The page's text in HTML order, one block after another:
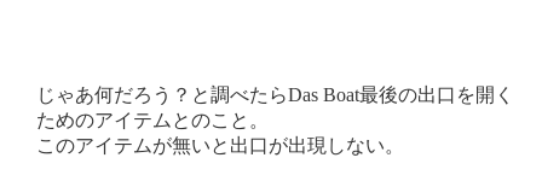
じゃあ何だろう？と調べたらDas Boat最後の出口を開く
ためのアイテムとのこと。
このアイテムが無いと出口が出現しない。